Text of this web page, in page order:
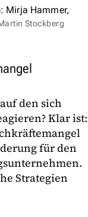
Mirja Hammer,
Stockberg
den sich
Klar ist:
für den
Strategien